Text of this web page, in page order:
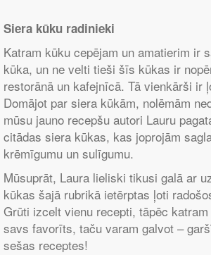
Siera kūku radinieki
Katram kūku cepējam un amatierim ir
kūka, un ne velti tieši šīs kūkas ir
restorānā un kafejnīcā. Tā vienkārši ir
Domājot par siera kūkām, nolēmām
mūsu jauno recepšu autori Lauru
citādas siera kūkas, kas joprojām
krēmīgumu un sulīgumu.
Mūsuprāt, Laura lieliski tikusi galā ar
kūkas šajā rubrikā ietērptas ļoti
Grūti izcelt vienu recepti, tāpēc
savs favorīts, taču varam galvot –
sešas receptes!